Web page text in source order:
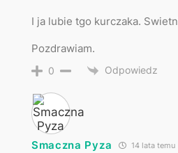
I ja lubie tgo kurczaka.
Pozdrawiam.
0 Odpowiedz
Smaczna Pyza 14 lata temu